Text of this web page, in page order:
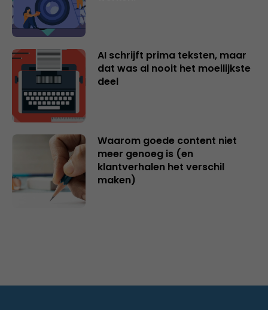
AI schrijft prima teksten, maar
dat was al nooit het moeilijkste
deel
Waarom goede content niet
meer genoeg is (en
klantverhalen het verschil
maken)